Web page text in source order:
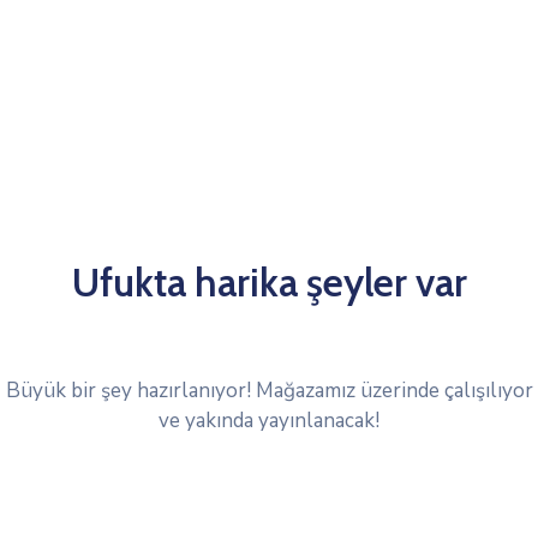
Ufukta harika şeyler var
Büyük bir şey hazırlanıyor! Mağazamız üzerinde çalışılıyor
ve yakında yayınlanacak!